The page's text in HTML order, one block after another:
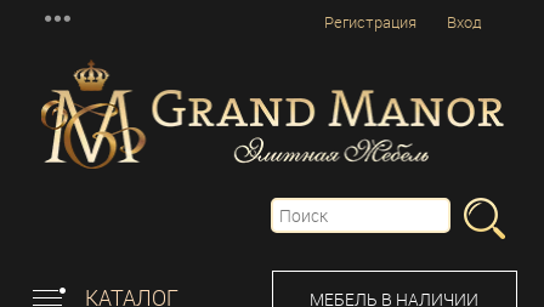
Вход
Регистрация
КАТАЛОГ МЕБЕЛЬ В НАЛИЧИИ